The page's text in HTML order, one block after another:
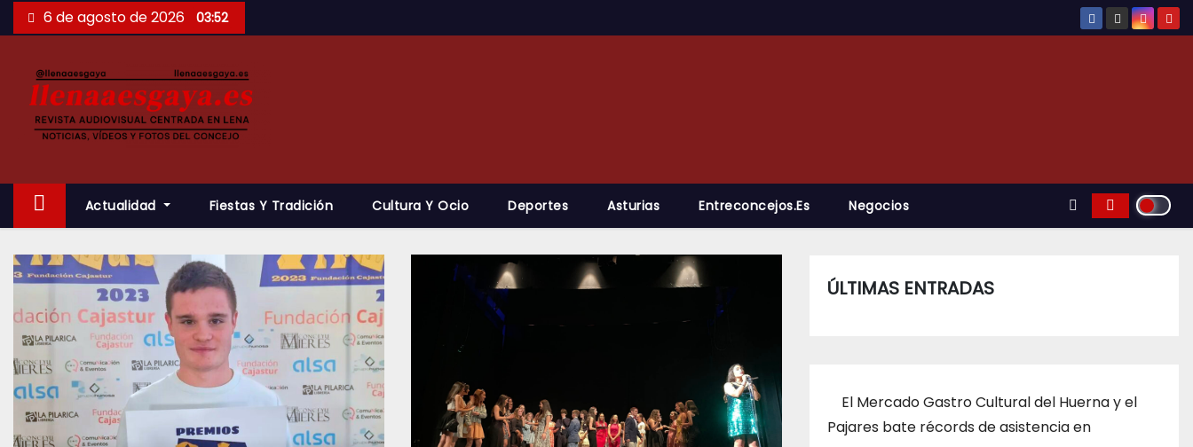
Saltar
al
6 de agosto de 2026 03:52
Actualidad Fiestas Y Tradición Cultura Y Ocio Deportes Asturias Entreconcejos.es Negocios
ÚLTIMAS ENTRADAS
El Mercado Gastro Cultural del Huerna y el
Pajares bate récords de asistencia en